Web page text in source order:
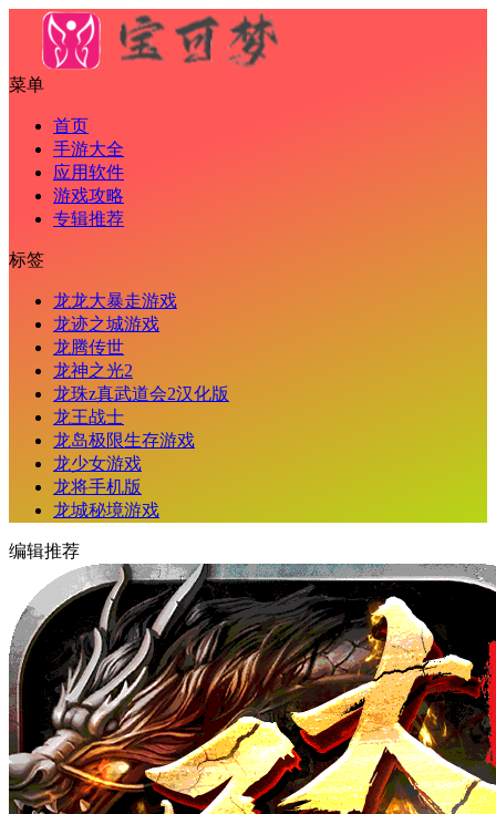
菜单
首页
手游大全
应用软件
游戏攻略
专辑推荐
标签
龙龙大暴走游戏
龙迹之城游戏
龙腾传世
龙神之光2
龙珠z真武道会2汉化版
龙王战士
龙岛极限生存游戏
龙少女游戏
龙将手机版
龙城秘境游戏
编辑推荐